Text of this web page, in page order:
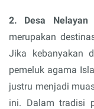
2. Desa Nelayan
merupakan
Jika kebanyakan
pemeluk agama
justru menjadi
ini. Dalam tradisi